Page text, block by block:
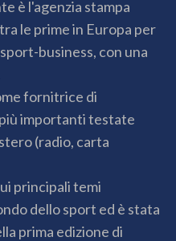
è l'agenzia stampa
le prime in Europa per
business, con una
fornitrice di
importanti testate
(radio, carta
principali temi
dello sport ed è stata
prima edizione di